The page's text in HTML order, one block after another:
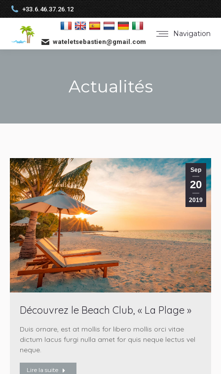
+33.6.46.37.26.12
Navigation
wateletsebastien@gmail.com
Actualités
Sep
20
2019
Découvrez le Beach Club, « La Plage »
Duis ornare, est at mollis for libero mollis orci vitae
dictum lacus furgi nulla amet for quis neque lectus vel
neque.
Lire la suite